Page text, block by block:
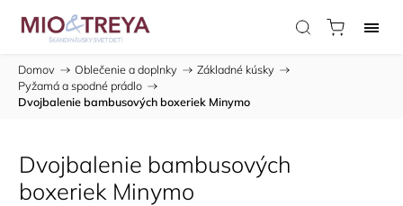
Domov / Oblečenie a doplnky / Základné kúsky /
Pyžamá a spodné prádlo /
Dvojbalenie bambusových boxeriek Minymo
Dvojbalenie bambusových
boxeriek Minymo